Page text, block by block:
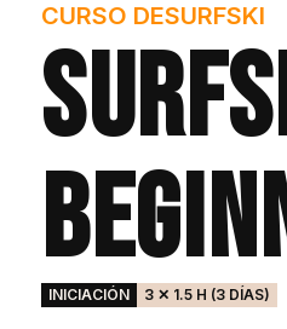
CURSO DESURFSKI
INICIACIÓN 3 ✕ 1.5 H (3 DÍAS)